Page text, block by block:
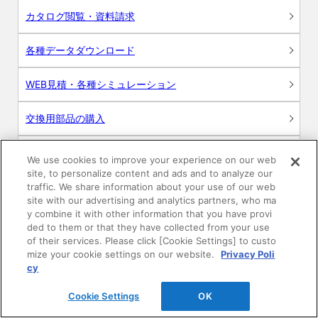
カタログ閲覧・資料請求
各種データダウンロード
WEB見積・各種シミュレーション
交換用部品の購入
お問い合わせ
ログイン
建築・設計関係者様向けサイト
We use cookies to improve your experience on our web
site, to personalize content and ads and to analyze our
traffic. We share information about your use of our web
site with our advertising and analytics partners, who ma
y combine it with other information that you have provi
ded to them or that they have collected from your use
of their services. Please click [Cookie Settings] to custo
mize your cookie settings on our website.
Privacy Poli
cy
Cookie Settings OK